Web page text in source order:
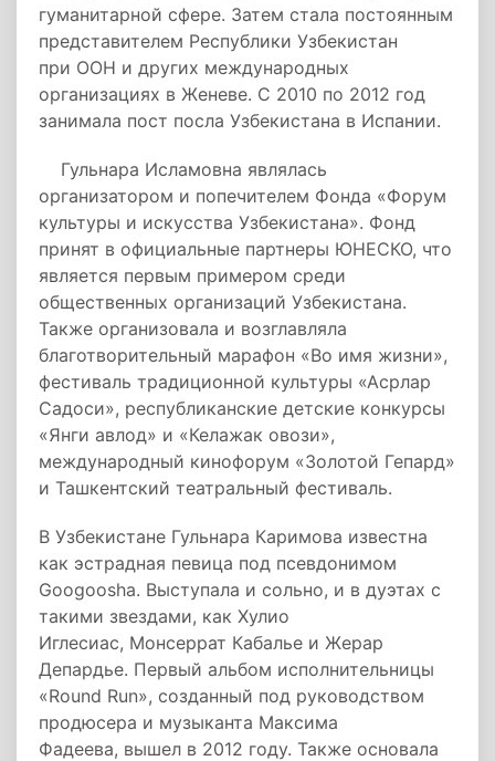
гуманитарной сфере. Затем стала постоянным
представителем Республики Узбекистан
при ООН и других международных
организациях в Женеве. С 2010 по 2012 год
занимала пост посла Узбекистана в Испании.
Гульнара Исламовна являлась
организатором и попечителем Фонда «Форум
культуры и искусства Узбекистана». Фонд
принят в официальные партнеры ЮНЕСКО, что
является первым примером среди
общественных организаций Узбекистана.
Также организовала и возглавляла
благотворительный марафон «Во имя жизни»,
фестиваль традиционной культуры «Асрлар
Садоси», республиканские детские конкурсы
«Янги авлод» и «Келажак овози»,
международный кинофорум «Золотой Гепард»
и Ташкентский театральный фестиваль.
В Узбекистане Гульнара Каримова известна
как эстрадная певица под псевдонимом
Googoosha. Выступала и сольно, и в дуэтах с
такими звездами, как Хулио
Иглесиас, Монсеррат Кабалье и Жерар
Депардье. Первый альбом исполнительницы
«Round Run», созданный под руководством
продюсера и музыканта Максима
Фадеева, вышел в 2012 году. Также основала